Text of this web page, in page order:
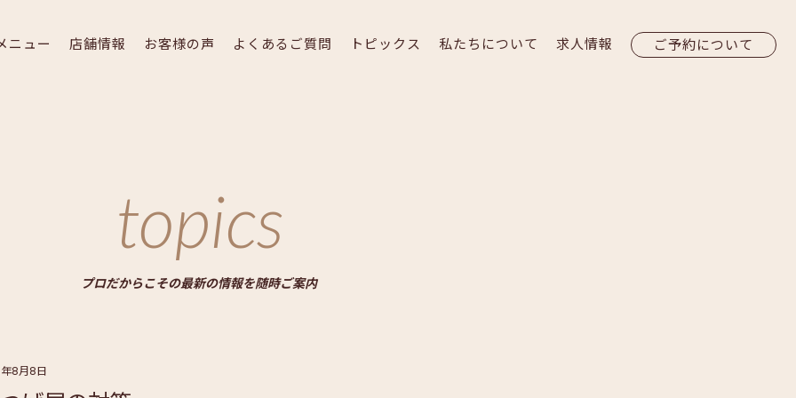
ニュー 店舗情報 お客様の声 よくあるご質問 トピックス 私たちについて 求人情報 ご予約について
topics
プロだからこその最新の情報を随時ご案内
8月8日